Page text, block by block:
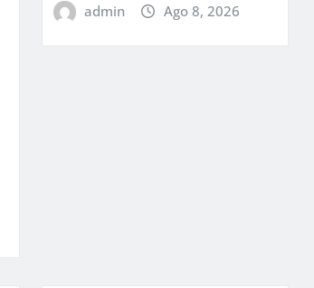
admin Ago 8, 2026